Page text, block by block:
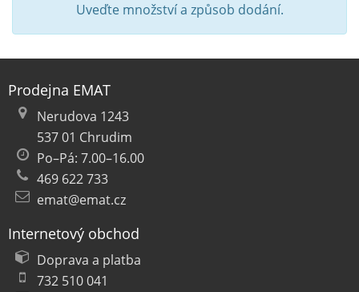
Uveďte množství a způsob dodání.
Prodejna EMAT
Nerudova 1243
537 01 Chrudim
Po–Pá: 7.00–16.00
469 622 733
emat@emat.cz
Internetový obchod
Doprava a platba
732 510 041